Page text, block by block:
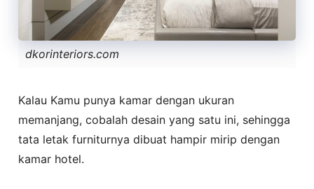
dkorinteriors.com
Kalau Kamu punya kamar dengan ukuran
memanjang, cobalah desain yang satu ini, sehingga
tata letak furniturnya dibuat hampir mirip dengan
kamar hotel.